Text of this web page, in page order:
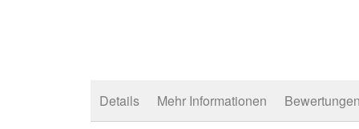
Details Mehr Informationen Bewertungen